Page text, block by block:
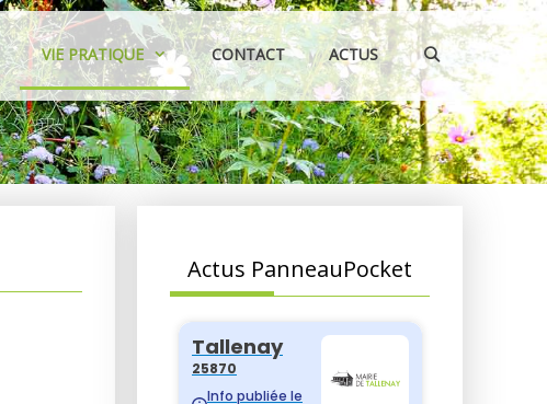
VIE PRATIQUE CONTACT ACTUS
Actus PanneauPocket